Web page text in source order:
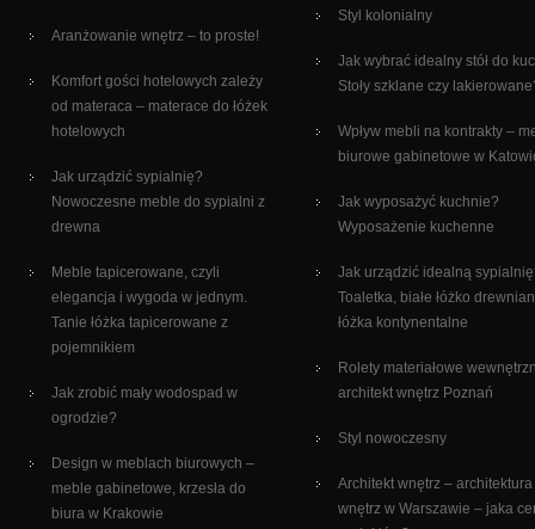
Aranżowanie wnętrz – to proste!
Komfort gości hotelowych zależy
od materaca – materace do łóżek
hotelowych
Jak urządzić sypialnię?
Nowoczesne meble do sypialni z
drewna
Meble tapicerowane, czyli
elegancja i wygoda w jednym.
Tanie łóżka tapicerowane z
pojemnikiem
Jak zrobić mały wodospad w
ogrodzie?
Design w meblach biurowych –
meble gabinetowe, krzesła do
biura w Krakowie
Styl kolonialny
Jak wybrać idealny stół do
Stoły szklane czy
Wpływ mebli na kontrakty –
biurowe gabinetowe w
Jak wyposażyć kuchnie?
Wyposażenie kuchenne
Jak urządzić idealną
Toaletka, białe łóżko
łóżka kontynentalne
Rolety materiałowe
architekt wnętrz Poznań
Styl nowoczesny
Architekt wnętrz – architektura
wnętrz w Warszawie – jaka